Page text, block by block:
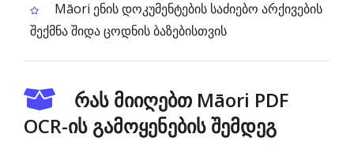
Māori ენის დოკუმენტების საძიებო არქივების
შექმნა შიდა ცოდნის ბაზებისთვის
რას მიიღებთ Māori PDF
OCR-ის გამოყენების შემდეგ